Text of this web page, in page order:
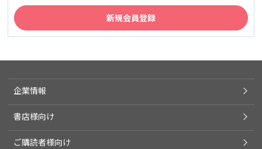
企業情報
書店様向け
ご購読者様向け